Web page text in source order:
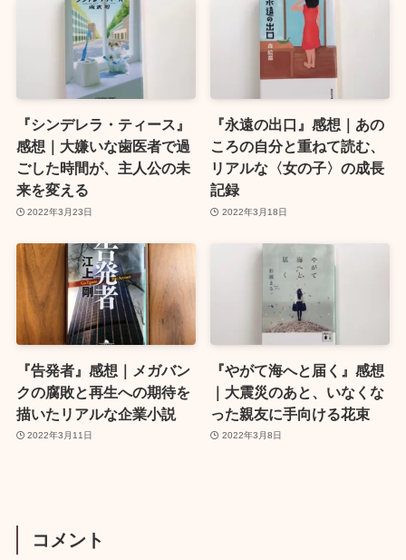
『シンデレラ・ティース』
感想｜大嫌いな歯医者で過
ごした時間が、主人公の未
来を変える
2022年3月23日
『永遠の出口』感想｜あの
ころの自分と重ねて読む、
リアルな〈女の子〉の成長
記録
2022年3月18日
『告発者』感想｜メガバン
クの腐敗と再生への期待を
描いたリアルな企業小説
2022年3月11日
『やがて海へと届く』感想
｜大震災のあと、いなくな
った親友に手向ける花束
2022年3月8日
コメント